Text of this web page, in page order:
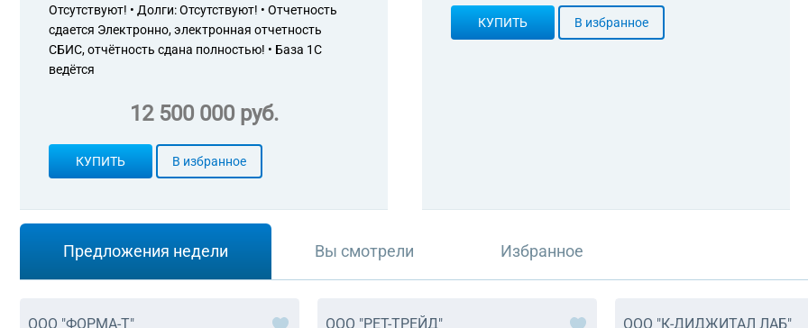
Отсутствуют! • Долги: Отсутствуют! • Отчетность
сдается Электронно, электронная отчетность
СБИС, отчётность сдана полностью! • База 1С
ведётся
12 500 000 руб.
КУПИТЬ В избранное
КУПИТЬ В избранное
Предложения недели Вы смотрели Избранное
ООО "ФОРМА-Т" ООО "РЕТ-ТРЕЙД" ООО "К-ДИДЖИТАЛ ЛАБ"